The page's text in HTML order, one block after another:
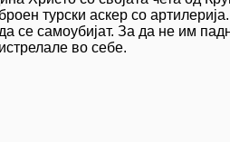
турски аскер со
се самоубијат. За да не им
во себе.